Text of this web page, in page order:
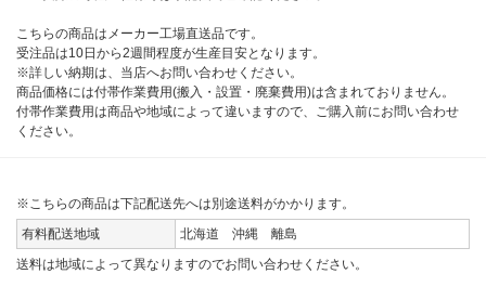
こちらの商品はメーカー工場直送品です。
受注品は10日から2週間程度が生産目安となります。
※詳しい納期は、当店へお問い合わせください。
商品価格には付帯作業費用(搬入・設置・廃棄費用)は含まれておりません。
付帯作業費用は商品や地域によって違いますので、ご購入前にお問い合わせ
ください。
※こちらの商品は下記配送先へは別途送料がかかります。
有料配送地域
北海道 沖縄 離島
送料は地域によって異なりますのでお問い合わせください。